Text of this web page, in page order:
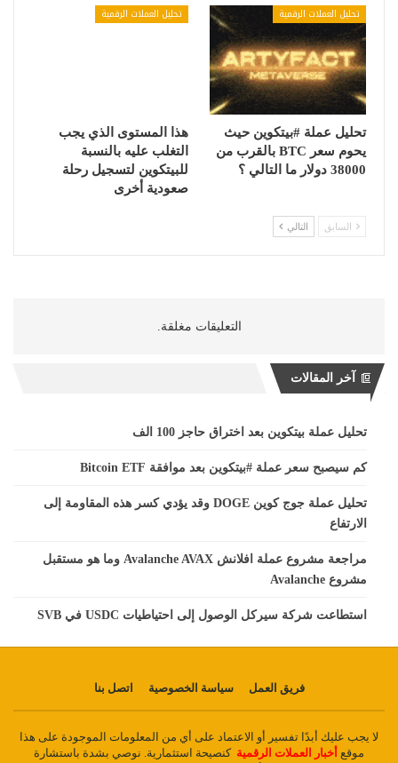
تحليل العملات الرقمية
تحليل عملة #بيتكوين حيث
يحوم سعر BTC بالقرب من
38000 دولار ما التالي ؟
تحليل العملات الرقمية
هذا المستوى الذي يجب
التغلب عليه بالنسبة
للبيتكوين لتسجيل رحلة
صعودية أخرى
السابق التالي
التعليقات مغلقة.
آخر المقالات
تحليل عملة بيتكوين بعد اختراق حاجز 100 الف
كم سيصبح سعر عملة #بيتكوين بعد موافقة Bitcoin ETF
تحليل عملة جوج كوين DOGE وقد يؤدي كسر هذه المقاومة إلى
الارتفاع
مراجعة مشروع عملة افلانش Avalanche AVAX وما هو مستقبل
مشروع Avalanche
استطاعت شركة سيركل الوصول إلى احتياطيات USDC في SVB
فريق العمل سياسة الخصوصية اتصل بنا
لا يجب عليك أبدًا تفسير أو الاعتماد على أي من المعلومات الموجودة على هذا
موقع أخبار العملات الرقمية كنصيحة استثمارية. نوصي بشدة باستشارة